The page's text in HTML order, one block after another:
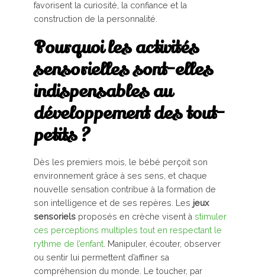
favorisent la curiosité, la confiance et la
construction de la personnalité.
Pourquoi les activités
sensorielles sont-elles
indispensables au
développement des tout-
petits ?
Dès les premiers mois, le bébé perçoit son
environnement grâce à ses sens, et chaque
nouvelle sensation contribue à la formation de
son intelligence et de ses repères. Les jeux
sensorielsproposés en crèche visent à stimuler
ces perceptions multiples tout en respectant le
rythme de l’enfant. Manipuler, écouter, observer
ou sentir lui permettent d’affiner sa
compréhension du monde. Le toucher, par